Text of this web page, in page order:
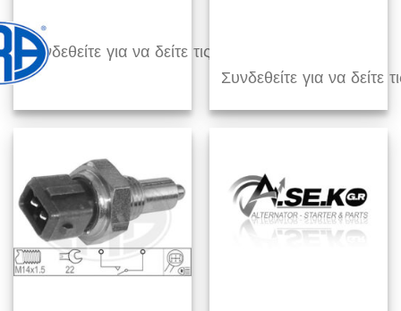
Συνδεθείτε για να δείτε τις τιμές
Συνδεθείτε για να δείτε